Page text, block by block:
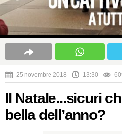
25 novembre 2018 13:30
Il Natale...sicuri
bella dell’anno?